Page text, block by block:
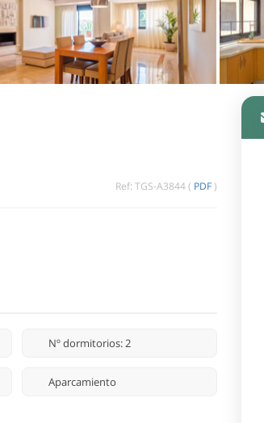
Ref: TGS-A3844 ( PDF )
Nº dormitorios: 2
Aparcamiento